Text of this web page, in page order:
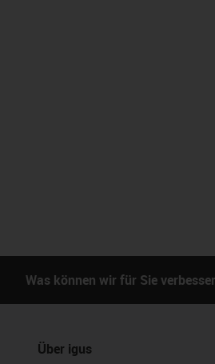
Was können wir für Sie
Über igus